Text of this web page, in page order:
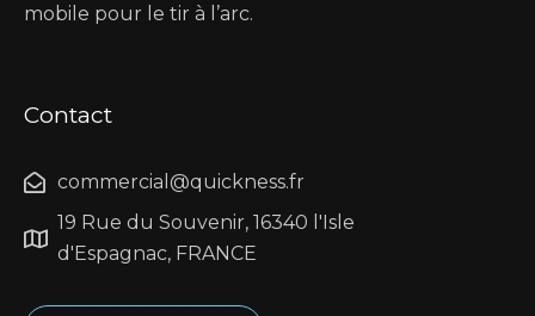
mobile pour le tir à l’arc.
Contact
commercial@quickness.fr
19 Rue du Souvenir, 16340 l'Isle
d'Espagnac, FRANCE